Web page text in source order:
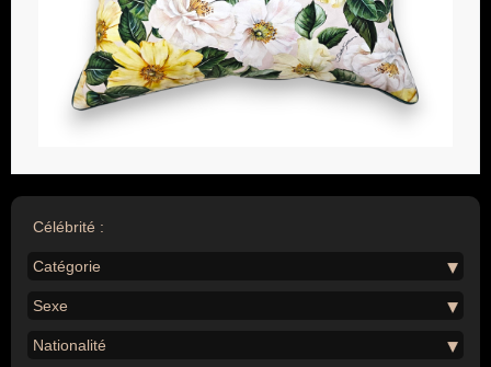
Célébrité :
Catégorie
Sexe
Nationalité